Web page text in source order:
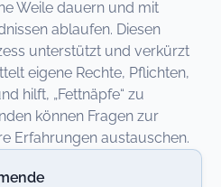
Weile dauern und mit
ablaufen. Diesen
unterstützt und verkürzt
eigene Rechte, Pflichten,
hilft, „Fettnäpfe“ zu
können Fragen zur
Erfahrungen austauschen.